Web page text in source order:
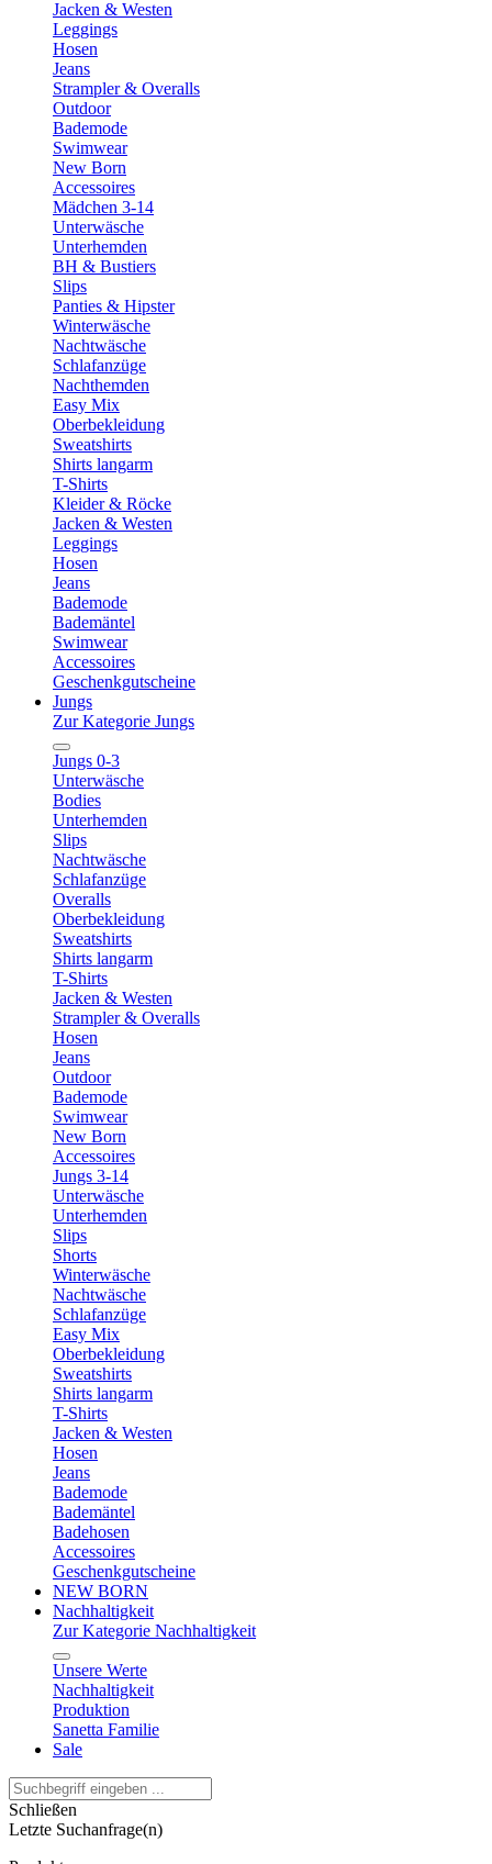
Jacken & Westen
Leggings
Hosen
Jeans
Strampler & Overalls
Outdoor
Bademode
Swimwear
New Born
Accessoires
Mädchen 3-14
Unterwäsche
Unterhemden
BH & Bustiers
Slips
Panties & Hipster
Winterwäsche
Nachtwäsche
Schlafanzüge
Nachthemden
Easy Mix
Oberbekleidung
Sweatshirts
Shirts langarm
T-Shirts
Kleider & Röcke
Jacken & Westen
Leggings
Hosen
Jeans
Bademode
Bademäntel
Swimwear
Accessoires
Geschenkgutscheine
Jungs
Zur Kategorie Jungs
Jungs 0-3
Unterwäsche
Bodies
Unterhemden
Slips
Nachtwäsche
Schlafanzüge
Overalls
Oberbekleidung
Sweatshirts
Shirts langarm
T-Shirts
Jacken & Westen
Strampler & Overalls
Hosen
Jeans
Outdoor
Bademode
Swimwear
New Born
Accessoires
Jungs 3-14
Unterwäsche
Unterhemden
Slips
Shorts
Winterwäsche
Nachtwäsche
Schlafanzüge
Easy Mix
Oberbekleidung
Sweatshirts
Shirts langarm
T-Shirts
Jacken & Westen
Hosen
Jeans
Bademode
Bademäntel
Badehosen
Accessoires
Geschenkgutscheine
NEW BORN
Nachhaltigkeit
Zur Kategorie Nachhaltigkeit
Unsere Werte
Nachhaltigkeit
Produktion
Sanetta Familie
Sale
Schließen
Letzte Suchanfrage(n)